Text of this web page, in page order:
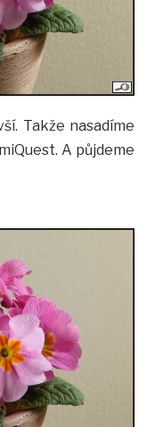
Takže nasadíme
A půjdeme